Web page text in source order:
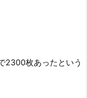
2300枚あったという